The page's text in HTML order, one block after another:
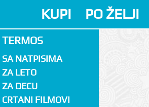
KUPI PO ŽELJI
TERMOS
SA NATPISIMA
ZA LETO
ZA DECU
CRTANI FILMOVI